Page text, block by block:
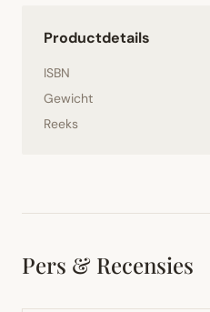
Productdetails
ISBN
Gewicht
Reeks
Pers & Recensies